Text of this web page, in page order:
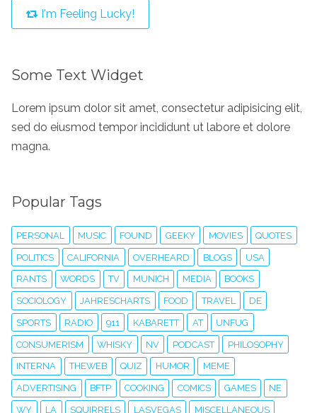
I'm Feeling Lucky!
Some Text Widget
Lorem ipsum dolor sit amet, consectetur adipisicing elit,
sed do eiusmod tempor incididunt ut labore et dolore
magna.
Popular Tags
PERSONAL MUSIC FOUND GEEKY MOVIES QUOTES
POLITICS CALIFORNIA OVERHEARD BLOGS USA
RANTS WORDS TV MUNICH MEDIA BOOKS
SOCIOLOGY JAHRESCHARTS FOOD TRAVEL DE
SPORTS RADIO 911 KABARETT AT UNFUG
CONSUMERISM WHISKY NV PODCAST PHILOSOPHY
INTERNA THEWEB QUIZ HUMOR MEME
ADVERTISING BFTP COOKING COMICS GAMES NE
WY LA SQUIRRELS LASVEGAS MISCELLANEOUS